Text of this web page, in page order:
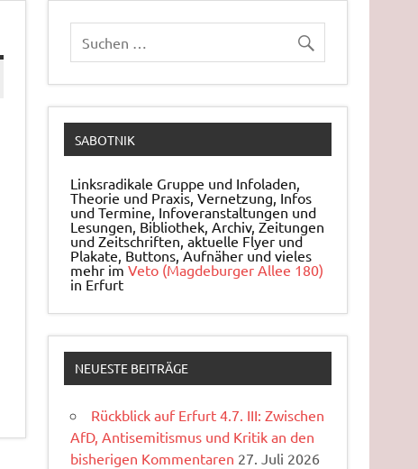
SABOTNIK
Linksradikale Gruppe und Infoladen,
Theorie und Praxis, Ver­net­zung, Infos
und Ter­mi­ne, In­fo­ver­an­stal­tun­gen und
Le­sun­gen, Bi­blio­thek, Archiv, Zei­tun­gen
und Zeit­schrif­ten, ak­tu­el­le Flyer und
Pla­ka­te, But­tons, Auf­nä­her und vieles
mehr imVeto (Magdeburger Allee 180)
in Erfurt
NEUESTE BEITRÄGE
Rückblick auf Erfurt 4.7. III: Zwischen
AfD, Antisemitismus und Kritik an den
bisherigen Kommentaren 27. Juli 2026